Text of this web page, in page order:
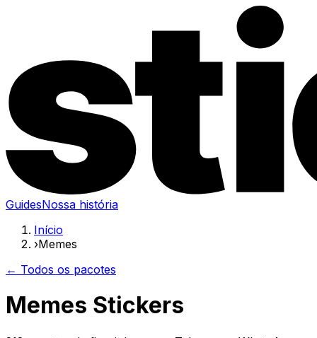
GuidesNossa história
Início
›Memes
← Todos os pacotes
Memes Stickers